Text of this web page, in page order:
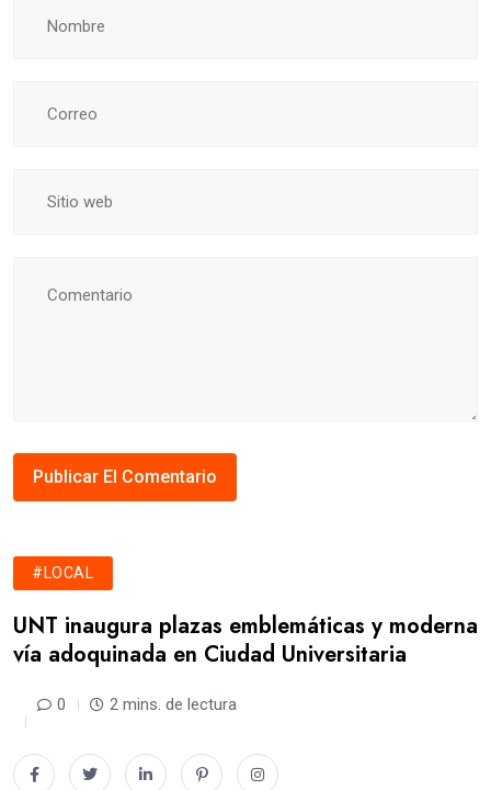
#LOCAL
UNT inaugura plazas emblemáticas y moderna
vía adoquinada en Ciudad Universitaria
0 2 mins. de lectura